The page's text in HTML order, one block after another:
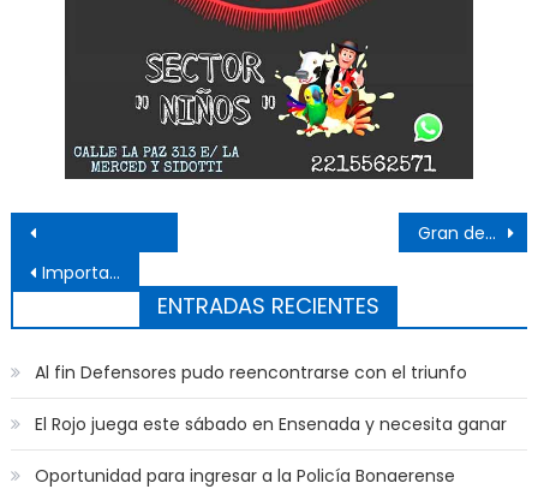
Navegación de entradas
Importante convenio entre Bomberos y el Astillero
Gran desempeño de Jugadoras de Fútbol de Ensenada en Quilmes
ENTRADAS RECIENTES
Al fin Defensores pudo reencontrarse con el triunfo
El Rojo juega este sábado en Ensenada y necesita ganar
Oportunidad para ingresar a la Policía Bonaerense